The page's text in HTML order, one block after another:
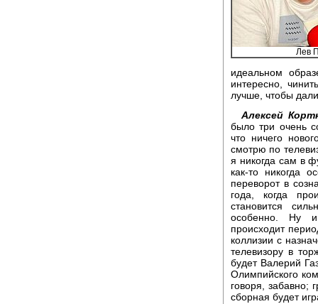
Лев
идеальном
интересно,
лучше, чтобы
Алексей
было три очень
что ничего
смотрю по
я никогда сам в
как-то никогда
переворот в
года, когда
становится
особенно. Ну
происходит
коллизии с
телевизору в
будет Валерий
Олимпийского
говоря, забавно;
сборная будет